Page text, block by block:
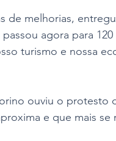
de melhorias,
agora para
turismo e nossa
ouviu o protesto
e que mais se